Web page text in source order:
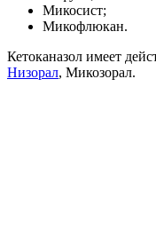
Микосист;
Микофлюкан.
Кетоканазол имеет
Низорал, Микозорал.